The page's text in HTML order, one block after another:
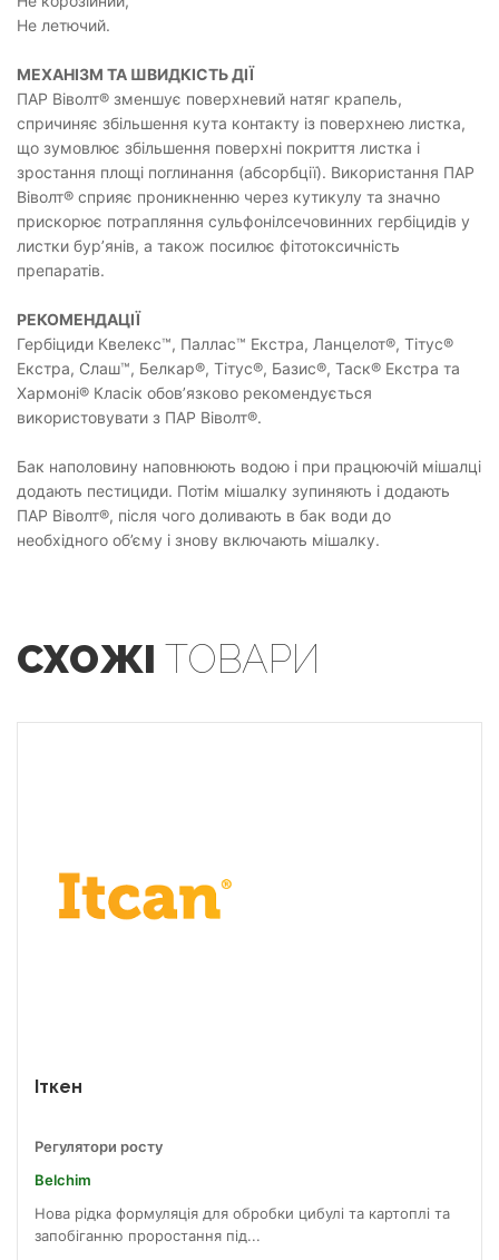
Не летючий.
МЕХАНІЗМ ТА ШВИДКІСТЬ ДІЇ
ПАР Віволт® зменшує поверхневий натяг крапель,
спричиняє збільшення кута контакту із поверхнею листка,
що зумовлює збільшення поверхні покриття листка і
зростання площі поглинання (абсорбції). Використання ПАР
Віволт® сприяє проникненню через кутикулу та значно
прискорює потрапляння сульфонілсечовинних гербіцидів у
листки бур’янів, а також посилює фітотоксичність
препаратів.
РЕКОМЕНДАЦІЇ
Гербіциди Квелекс™, Паллас™ Екстра, Ланцелот®, Тітус®
Екстра, Слаш™, Белкар®, Тітус®, Базис®, Таск® Екстра та
Хармоні® Класік обов’язково рекомендується
використовувати з ПАР Віволт®.
Бак наполовину наповнюють водою і при працюючій мішалці
додають пестициди. Потім мішалку зупиняють і додають
ПАР Віволт®, після чого доливають в бак води до
необхідного об’єму і знову включають мішалку.
СХОЖІ ТОВАРИ
Іткен
Регулятори росту
Belchim
Нова рідка формуляція для обробки цибулі та картоплі та
запобіганню проростання під...